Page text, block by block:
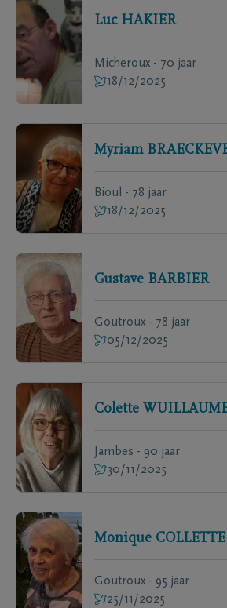
Luc HAKIER
Micheroux - 70 jaar
18/12/2025
Myriam
Bioul - 78 jaar
18/12/2025
Gustave BARBIER
Goutroux - 78 jaar
05/12/2025
Colette
Jambes - 90 jaar
30/11/2025
Monique COLLETTE
Goutroux - 95 jaar
25/11/2025